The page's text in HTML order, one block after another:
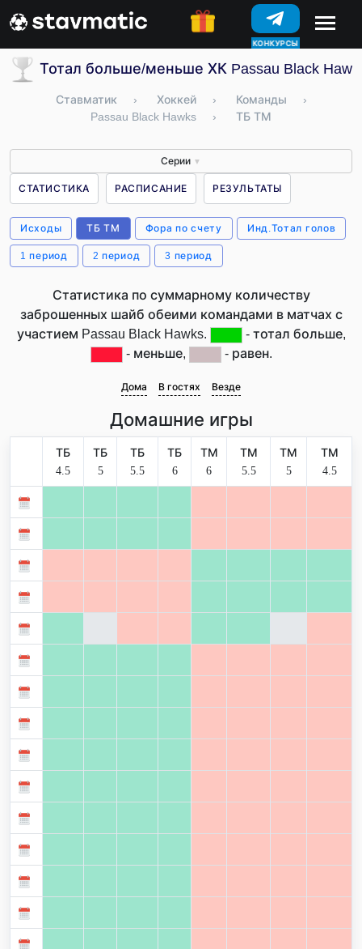
КОНКУРСЫ
Тотал больше/меньше ХК Passau Black
Ставматик › Хоккей › Команды
›
Passau Black Hawks
› ТБ ТМ
Серии ▼
СТАТИСТИКА РАСПИСАНИЕ РЕЗУЛЬТАТЫ
Исходы ТБ ТМ Фора по счету Инд.Тотал голов
1 период 2 период 3 период
Статистика по суммарному количеству
заброшенных шайб обеими командами в матчах с
участием Passau Black Hawks.
- тотал больше,
- меньше,
- равен.
Дома В гостях Везде
Домашние игры
ТБ
4.5
ТБ
5
ТБ
5.5
ТБ
6
ТМ
6
ТМ
5.5
ТМ
5
ТМ
4.5